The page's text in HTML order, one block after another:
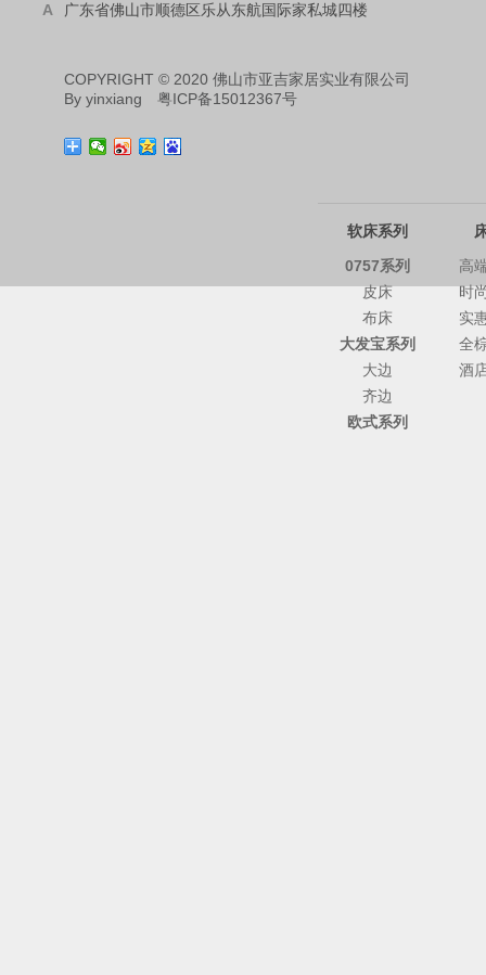
A
广东省佛山市顺德区乐从东航国际家私城四楼
COPYRIGHT © 2020 佛山市亚吉家居实业有限公司
Byyinxiang 粤ICP备15012367号
软床系列
0757系列
皮床
布床
大发宝系列
大边
齐边
欧式系列
高
时
实
全
酒